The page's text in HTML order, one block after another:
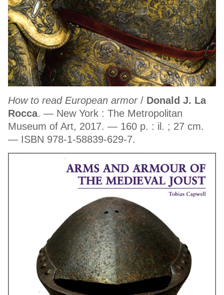
How to read European armor/ Donald J. La
Rocca. — New York : The Metropolitan
Museum of Art, 2017. — 160 p. : il. ; 27 cm.
— ISBN 978-1-58839-629-7.